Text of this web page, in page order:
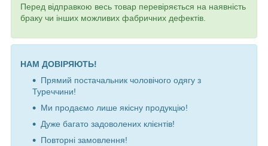
Перед відправкою весь товар перевіряється на наявність
браку чи інших можливих фабричних дефектів.
НАМ ДОВІРЯЮТЬ!
Прямий постачальник чоловічого одягу з
Туреччини!
Ми продаємо лише якісну продукцію!
Дуже багато задоволених клієнтів!
Повторні замовлення!